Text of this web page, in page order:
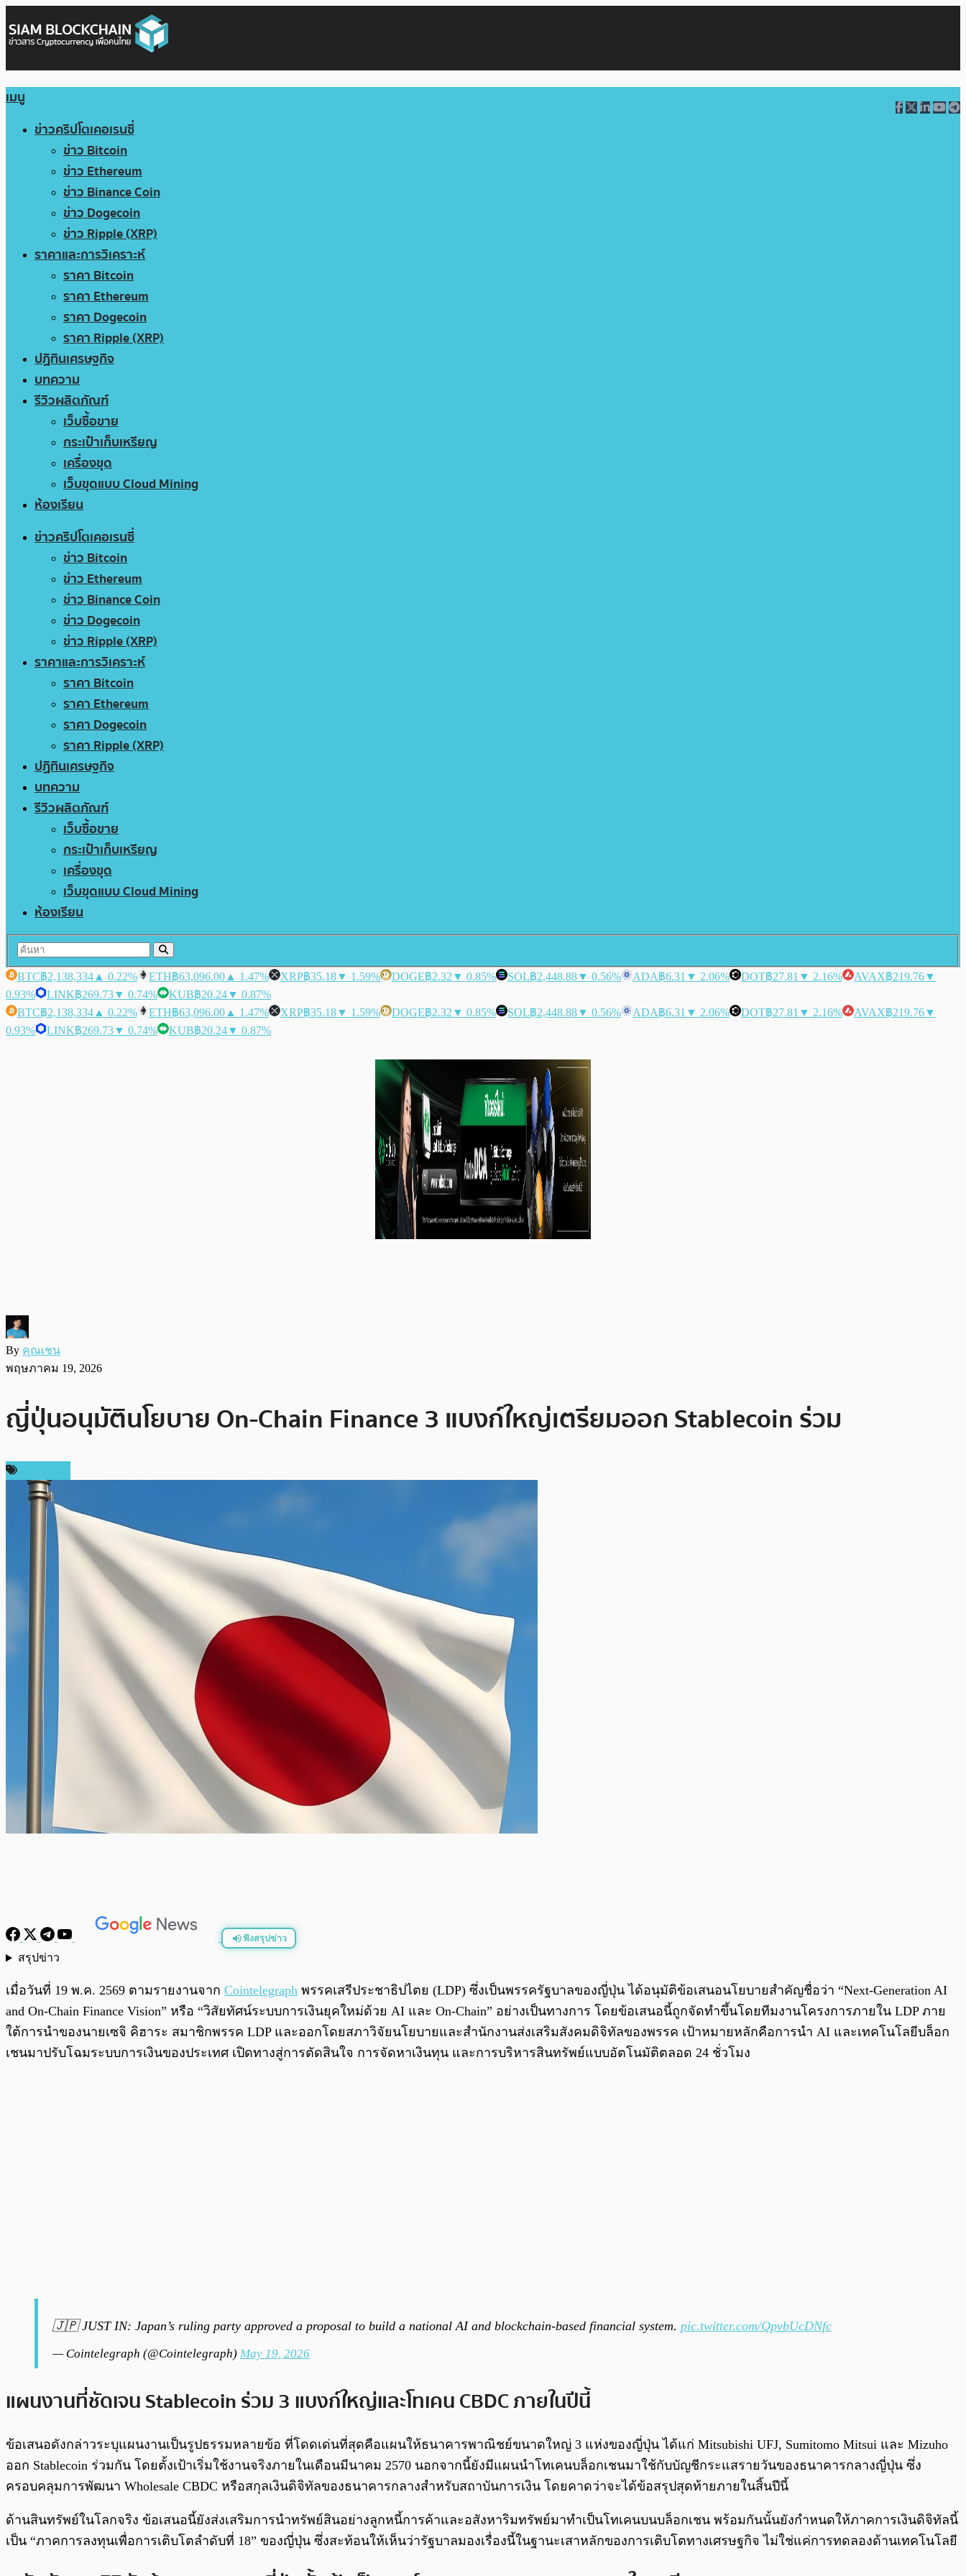
เมนู
ข่าวคริปโตเคอเรนซี่
ข่าว Bitcoin
ข่าว Ethereum
ข่าว Binance Coin
ข่าว Dogecoin
ข่าว Ripple (XRP)
ราคาและการวิเคราะห์
ราคา Bitcoin
ราคา Ethereum
ราคา Dogecoin
ราคา Ripple (XRP)
ปฏิทินเศรษฐกิจ
บทความ
รีวิวผลิตภัณฑ์
เว็บซื้อขาย
กระเป๋าเก็บเหรียญ
เครื่องขุด
เว็บขุดแบบ Cloud Mining
ห้องเรียน
ข่าวคริปโตเคอเรนซี่
ข่าว Bitcoin
ข่าว Ethereum
ข่าว Binance Coin
ข่าว Dogecoin
ข่าว Ripple (XRP)
ราคาและการวิเคราะห์
ราคา Bitcoin
ราคา Ethereum
ราคา Dogecoin
ราคา Ripple (XRP)
ปฏิทินเศรษฐกิจ
บทความ
รีวิวผลิตภัณฑ์
เว็บซื้อขาย
กระเป๋าเก็บเหรียญ
เครื่องขุด
เว็บขุดแบบ Cloud Mining
ห้องเรียน
BTC฿2,138,334 ▲ 0.22% ETH฿63,096.00 ▲ 1.47% XRP฿35.18▼ 1.59% DOGE฿2.32 ▼ 0.85% SOL฿2,448.88▼ 0.56% ADA฿6.31 ▼ 2.06% DOT฿27.81 ▼ 2.16% AVAX฿219.76▼
0.93%
LINK฿269.73▼ 0.74% KUB฿20.24▼ 0.87%
BTC฿2,138,334 ▲ 0.22% ETH฿63,096.00 ▲ 1.47% XRP฿35.18▼ 1.59% DOGE฿2.32 ▼ 0.85% SOL฿2,448.88▼ 0.56% ADA฿6.31 ▼ 2.06% DOT฿27.81 ▼ 2.16% AVAX฿219.76▼
0.93%
LINK฿269.73▼ 0.74% KUB฿20.24▼ 0.87%
By คุณเชน
พฤษภาคม 19, 2026
ญี่ปุ่นอนุมัตินโยบาย On-Chain Finance 3 แบงก์ใหญ่เตรียมออก Stablecoin ร่วม
ฟังสรุปข่าว
สรุปข่าว
เมื่อวันที่ 19 พ.ค. 2569 ตามรายงานจาก Cointelegraph พรรคเสรีประชาธิปไตย (LDP) ซึ่งเป็นพรรครัฐบาลของญี่ปุ่น ได้อนุมัติข้อเสนอนโยบายสำคัญชื่อว่า “Next-Generation AI
and On-Chain Finance Vision” หรือ “วิสัยทัศน์ระบบการเงินยุคใหม่ด้วย AI และ On-Chain” อย่างเป็นทางการ โดยข้อเสนอนี้ถูกจัดทำขึ้นโดยทีมงานโครงการภายใน LDP ภาย
ใต้การนำของนายเซจิ คิฮาระ สมาชิกพรรค LDP และออกโดยสภาวิจัยนโยบายและสำนักงานส่งเสริมสังคมดิจิทัลของพรรค เป้าหมายหลักคือการนำ AI และเทคโนโลยีบล็อก
เชนมาปรับโฉมระบบการเงินของประเทศ เปิดทางสู่การตัดสินใจ การจัดหาเงินทุน และการบริหารสินทรัพย์แบบอัตโนมัติตลอด 24 ชั่วโมง
🇯🇵 JUST IN: Japan’s ruling party approved a proposal to build a national AI and blockchain-based financial system. pic.twitter.com/QpvbUcDNfc
— Cointelegraph (@Cointelegraph) May 19, 2026
แผนงานที่ชัดเจน Stablecoin ร่วม 3 แบงก์ใหญ่และโทเคน CBDC ภายในปีนี้
ข้อเสนอดังกล่าวระบุแผนงานเป็นรูปธรรมหลายข้อ ที่โดดเด่นที่สุดคือแผนให้ธนาคารพาณิชย์ขนาดใหญ่ 3 แห่งของญี่ปุ่น ได้แก่ Mitsubishi UFJ, Sumitomo Mitsui และ Mizuho
ออก Stablecoin ร่วมกัน โดยตั้งเป้าเริ่มใช้งานจริงภายในเดือนมีนาคม 2570 นอกจากนี้ยังมีแผนนำโทเคนบล็อกเชนมาใช้กับบัญชีกระแสรายวันของธนาคารกลางญี่ปุ่น ซึ่ง
ครอบคลุมการพัฒนา Wholesale CBDC หรือสกุลเงินดิจิทัลของธนาคารกลางสำหรับสถาบันการเงิน โดยคาดว่าจะได้ข้อสรุปสุดท้ายภายในสิ้นปีนี้
ด้านสินทรัพย์ในโลกจริง ข้อเสนอนี้ยังส่งเสริมการนำทรัพย์สินอย่างลูกหนี้การค้าและอสังหาริมทรัพย์มาทำเป็นโทเคนบนบล็อกเชน พร้อมกันนั้นยังกำหนดให้ภาคการเงินดิจิทัลนี้
เป็น “ภาคการลงทุนเพื่อการเติบโตลำดับที่ 18” ของญี่ปุ่น ซึ่งสะท้อนให้เห็นว่ารัฐบาลมองเรื่องนี้ในฐานะเสาหลักของการเติบโตทางเศรษฐกิจ ไม่ใช่แค่การทดลองด้านเทคโนโลยี